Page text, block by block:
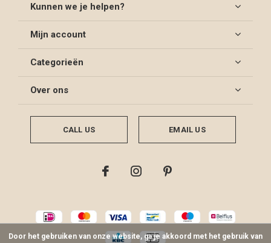
Kunnen we je helpen?
Mijn account
Categorieën
Over ons
CALL US EMAIL US
Door het gebruiken van onze website, ga je akkoord met het gebruik van